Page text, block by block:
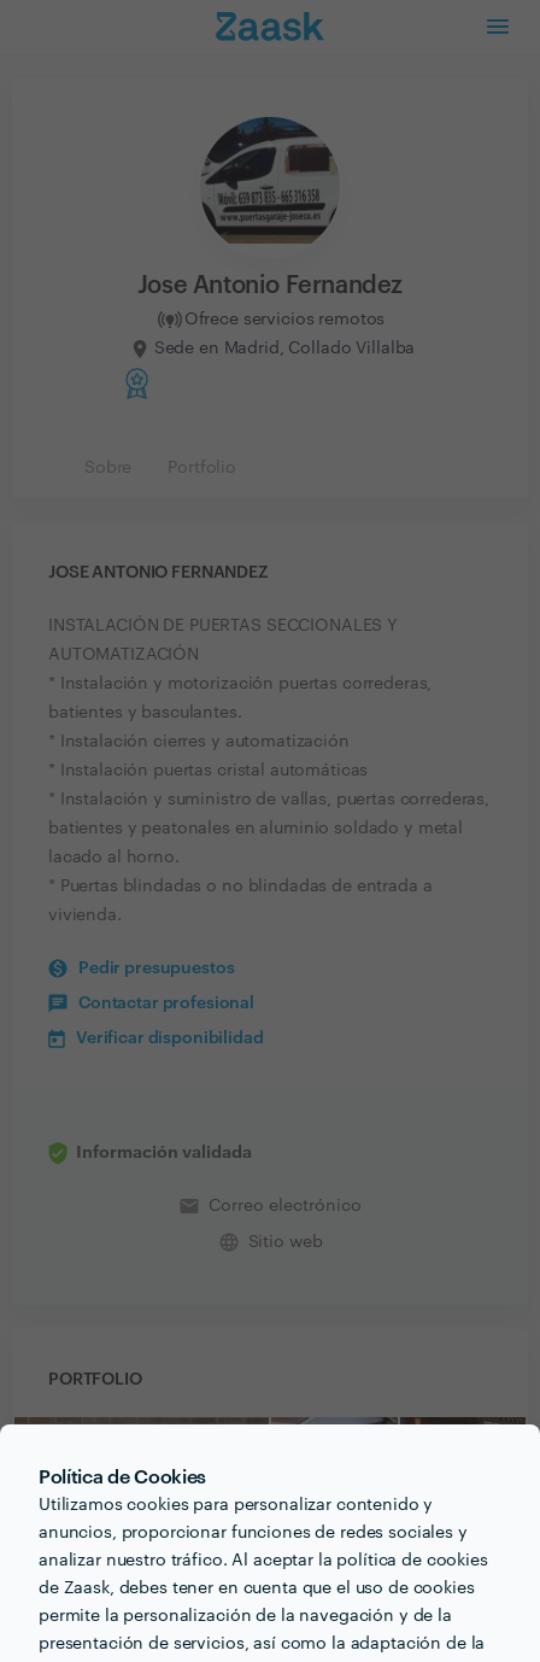
Política de Cookies
Utilizamos cookies para personalizar contenido y
anuncios, proporcionar funciones de redes sociales y
analizar nuestro tráfico. Al aceptar la política de cookies
de Zaask, debes tener en cuenta que el uso de cookies
permite la personalización de la navegación y de la
presentación de servicios, así como la adaptación de la
Jose Antonio Fernandez
Ofrece servicios remotos
Sede en Madrid, Collado Villalba
Sobre Portfolio
JOSE ANTONIO FERNANDEZ
INSTALACIÓN DE PUERTAS SECCIONALES Y
AUTOMATIZACIÓN
* Instalación y motorización puertas correderas,
batientes y basculantes.
* Instalación cierres y automatización
* Instalación puertas cristal automáticas
* Instalación y suministro de vallas, puertas correderas,
batientes y peatonales en aluminio soldado y metal
lacado al horno.
* Puertas blindadas o no blindadas de entrada a
vivienda.
Pedir presupuestos
Contactar profesional
Verificar disponibilidad
Información validada
email Correo electrónico
language Sitio web
PORTFOLIO